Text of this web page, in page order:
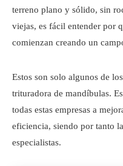
terreno plano y sólido, sin
viejas, es fácil entender por
comienzan creando un
Estos son solo algunos de
trituradora de mandíbulas.
todas estas empresas a
eficiencia, siendo por tanto
especialistas.